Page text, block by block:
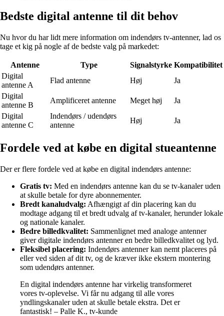
Bedste digital antenne til dit behov
Nu hvor du har lidt mere information om indendørs tv-antenner, lad os
tage et kig på nogle af de bedste valg på markedet:
Antenne Type Signalstyrke Kompatibilitet
Digital
antenne A
Flad antenne Høj
Ja
Digital
antenne B
Amplificeret antenne Meget høj
Ja
Digital
antenne C
Indendørs / udendørs
antenne
Høj Ja
Fordele ved at købe en digital stueantenne
Der er flere fordele ved at købe en digital indendørs antenne:
Gratis tv: Med en indendørs antenne kan du se tv-kanaler uden
at skulle betale for dyre abonnementer.
Bredt kanaludvalg: Afhængigt af din placering kan du
modtage adgang til et bredt udvalg af tv-kanaler, herunder lokale
og nationale kanaler.
Bedre billedkvalitet: Sammenlignet med analoge antenner
giver digitale indendørs antenner en bedre billedkvalitet og lyd.
Fleksibel placering: Indendørs antenner kan nemt placeres på
eller ved siden af dit tv, og de kræver ikke ekstern montering
som udendørs antenner.
En digital indendørs antenne har virkelig transformeret
vores tv-oplevelse. Vi får nu adgang til alle vores
yndlingskanaler uden at skulle betale ekstra. Det er
fantastisk! – Palle K., tv-kunde